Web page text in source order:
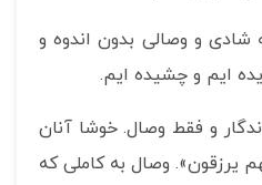
شادی و وصالی بدون اندوه و
ایم و چشیده ایم.
و فقط وصال. خوشا آنان
یرزقون». وصال به کاملی که